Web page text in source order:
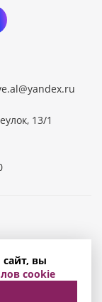
13/1
данных
вы
cookie